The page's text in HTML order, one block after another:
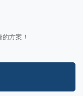
方案！